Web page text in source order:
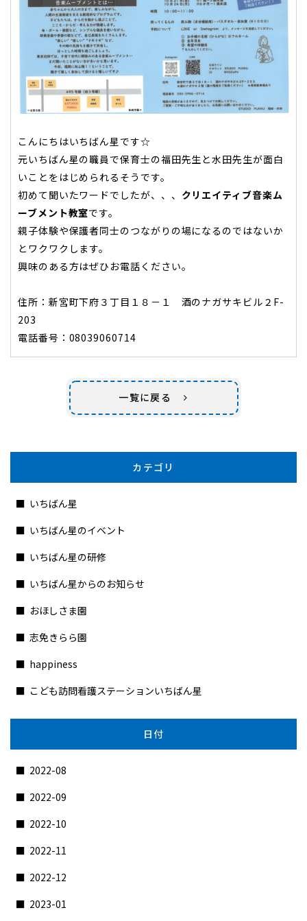
こんにちはいちばん星です☆
元いちばん星の職員で保育士の福田先生と水田先生が面白
いことをはじめられるそうです。
初めて聞いたワードでしたが、、、 クリエイティブ音楽ム
ーブメント教室です。
親子体験や保護者同士のつながりの場になるのではないか
とワクワクします。
興味のある方はぜひお電話ください。
住所：新宮町下府３丁目１８－１ 酒のナガサキビル２F-
203
電話番号：08039060714
一覧に戻る
カテゴリ
いちばん星
いちばん星のイベント
いちばん星の研修
いちばん星からのお知らせ
おほしさま園
志免きらら園
happiness
こども訪問看護ステーションいちばん星
日付
2022-08
2022-09
2022-10
2022-11
2022-12
2023-01